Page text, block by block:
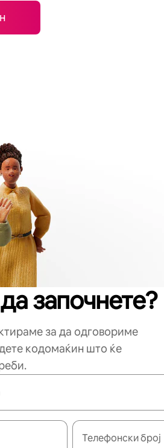
започнете?
за да одговориме
кодомаќин што ќе
Телефонски број